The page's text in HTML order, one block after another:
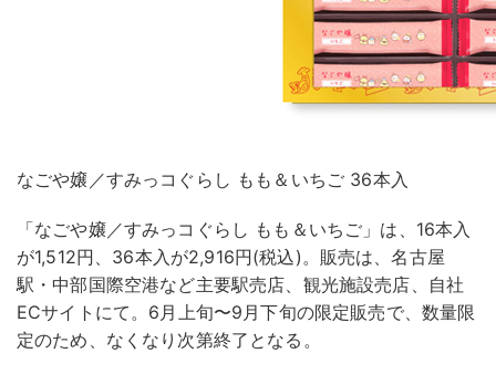
なごや嬢／すみっコぐらし もも＆いちご 36本入
「なごや嬢／すみっコぐらし もも＆いちご」は、16本入
が1,512円、36本入が2,916円(税込)。販売は、名古屋
駅・中部国際空港など主要駅売店、観光施設売店、自社
ECサイトにて。6月上旬〜9月下旬の限定販売で、数量限
定のため、なくなり次第終了となる。